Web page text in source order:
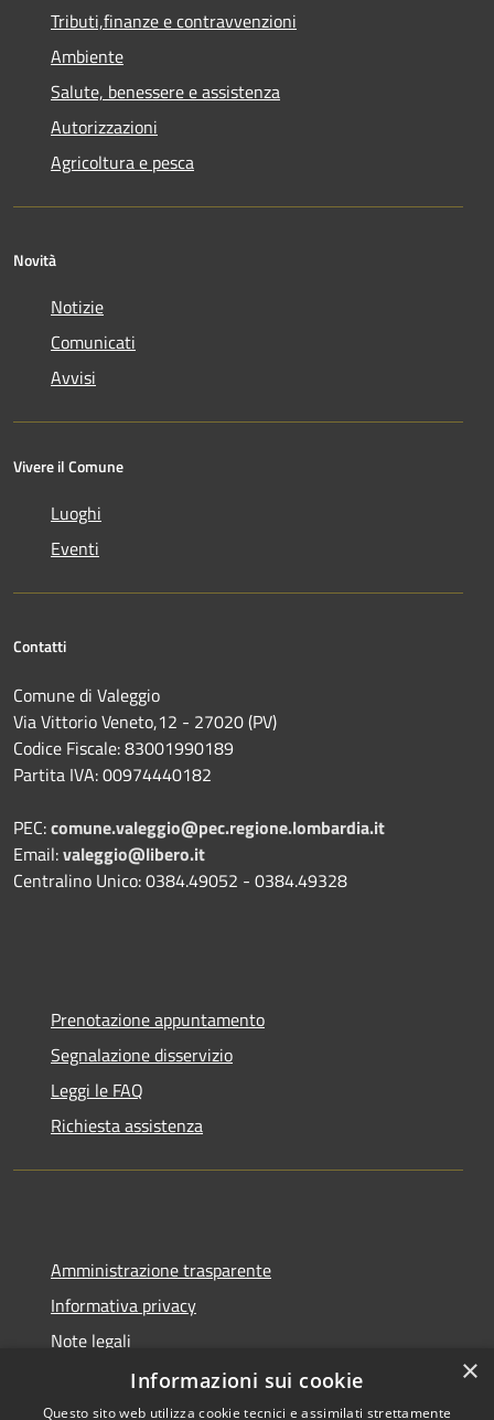
Tributi,finanze e contravvenzioni
Ambiente
Salute, benessere e assistenza
Autorizzazioni
Agricoltura e pesca
Novità
Notizie
Comunicati
Avvisi
Vivere il Comune
Luoghi
Eventi
Contatti
Comune di Valeggio
Via Vittorio Veneto,12 - 27020 (PV)
Codice Fiscale: 83001990189
Partita IVA: 00974440182
PEC:comune.valeggio@pec.regione.lombardia.it
Email:valeggio@libero.it
Centralino Unico: 0384.49052 - 0384.49328
Prenotazione appuntamento
Segnalazione disservizio
Leggi le FAQ
Richiesta assistenza
Amministrazione trasparente
Informativa privacy
Note legali
Dichiarazione di accessibilità
×
Informazioni sui cookie
Questo sito web utilizza cookie tecnici e assimilati strettamente